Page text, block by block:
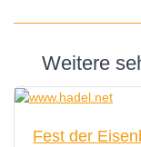
Weitere
Fest der